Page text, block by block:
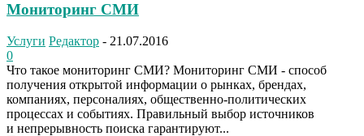
Мониторинг СМИ
Услуги Редактор - 21.07.2016
0
Что такое мониторинг СМИ? Мониторинг СМИ - способ
получения открытой информации о рынках, брендах,
компаниях, персоналиях, общественно-политических
процессах и событиях. Правильный выбор источников
и непрерывность поиска гарантируют...